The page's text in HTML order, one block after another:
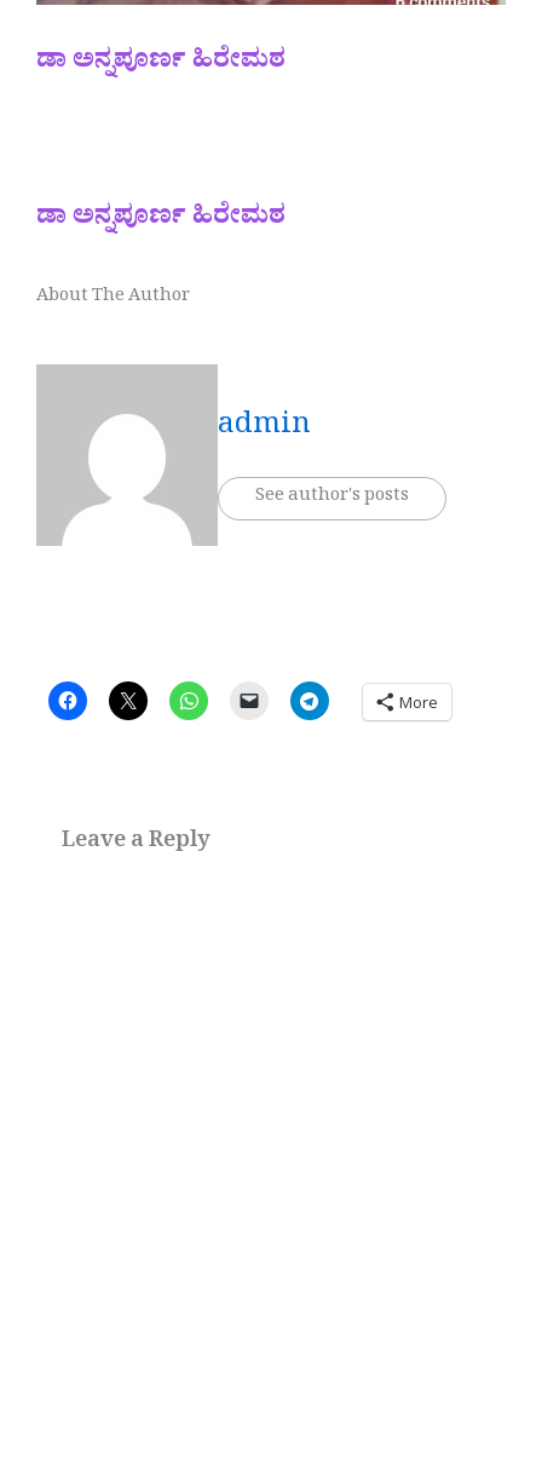
ಡಾ ಅನ್ನಪೂರ್ಣ ಹಿರೇಮಠ
ಡಾ ಅನ್ನಪೂರ್ಣ ಹಿರೇಮಠ
About The Author
admin
See author's posts
More
Leave a Reply